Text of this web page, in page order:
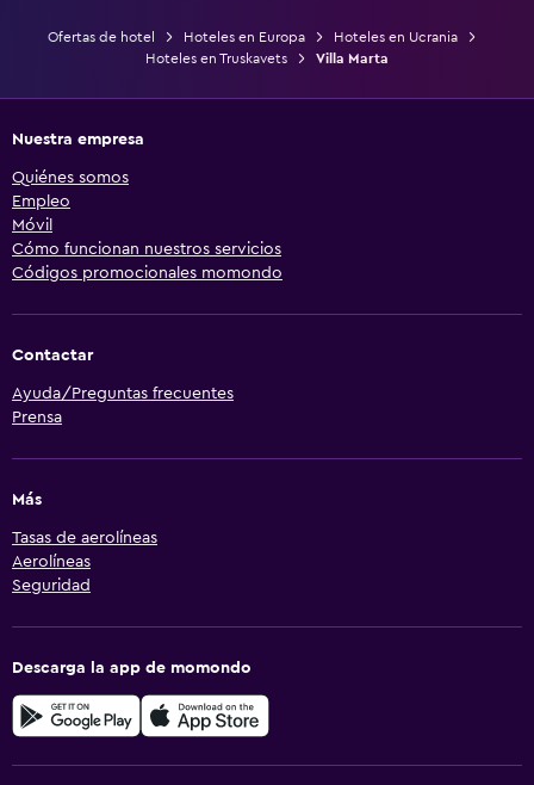
Ofertas de hotel Hoteles en Europa
Hoteles en Ucrania
Hoteles en Truskavets
Villa Marta
Nuestra empresa
Quiénes somos
Empleo
Móvil
Cómo funcionan nuestros servicios
Códigos promocionales momondo
Contactar
Ayuda/Preguntas frecuentes
Prensa
Más
Tasas de aerolíneas
Aerolíneas
Seguridad
Descarga la app de momondo